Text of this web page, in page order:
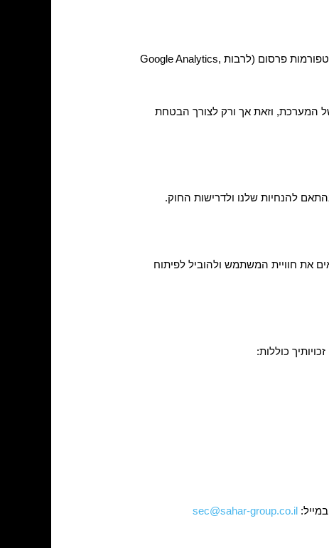
מידע מועבר רק לספקים ואנשי מקצוע הנחוצים לצורך הפעלת ושיפור השירותים, כגון חברות אנליטיקה, מדידה ופלטפורמות פרסום (לרבות Google Analytics,
המערכת, וזאת אך ורק לצורך הבטחת
להנחיות שלנו ולדרישות החוק.
את חוויית המשתמש ולהוביל לפיתוח
כוללות:
sec@sahar-group.co.il